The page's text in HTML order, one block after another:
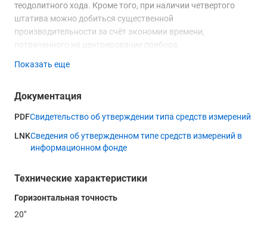
теодолитного хода. Кроме того, при наличии четвертого
штатива можно добиться существенной
производительности за счёт экономии времени,
потраченного на центрирование прибора.
Точность УОМЗ 4Т30П составляет 30” при измерении
труба теодолита имеет 20-кратное увеличение, что
Фирменная просветленная оптика обеспечивает хорошую
видимость даже при слабом освещении. Нитяной
дальномер позволяет определять расстояния до искомого
4Т30П оснащена цилиндрическим уровнем, что позволяет
проще осуществить горизонтирование прибора.
Встроенная буссоль поможет во время работы определить
Показать еще
Документация
PDFСвидетельство об утверждении типа средств измерений
LNKСведения об утвержденном типе средств измерений в
информационном фонде
Технические характеристики
Горизонтальная точность
20"